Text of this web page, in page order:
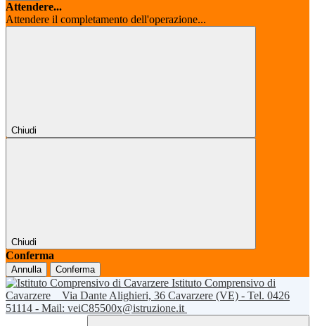
Attendere...
Attendere il completamento dell'operazione...
Chiudi
Chiudi
Conferma
Annulla Conferma
Istituto Comprensivo di
Cavarzere
Via Dante Alighieri, 36 Cavarzere (VE) - Tel. 0426
51114 - Mail: veiC85500x@istruzione.it